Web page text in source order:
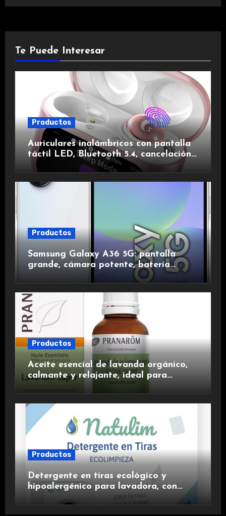
Te Puede Interesar
Productos
Auriculares inalámbricos con pantalla
táctil LED, Bluetooth 5.4, cancelación
de ruido, impermeables y de larga
duración.
Productos
Samsung Galaxy A36 5G: pantalla
grande, cámara potente, batería
duradera y carga rápida para una
experiencia premium.
Productos
Aceite esencial de lavanda orgánico,
calmante y relajante, ideal para
Productos
Detergente en tiras ecológico y
hipoalergénico para lavadora, con
suavizante incluido y fragancia de
lavanda.